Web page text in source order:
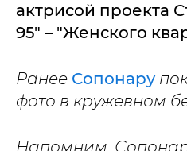
актрисой проекта
95" – "Женского
Ранее Сопонару
фото в кружевном
Напомним,